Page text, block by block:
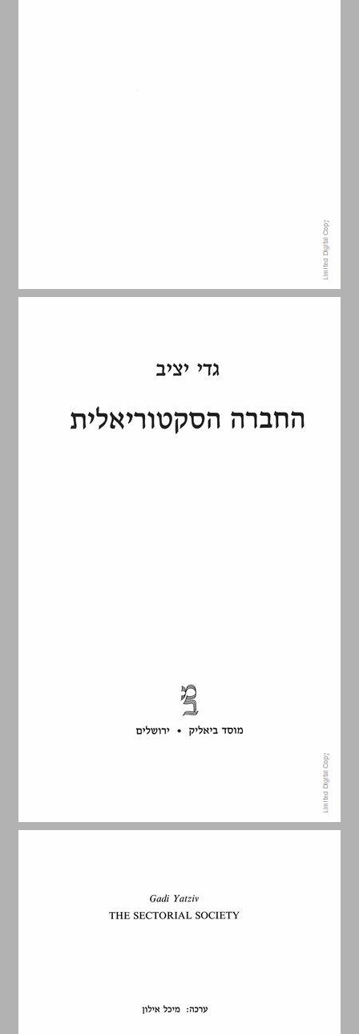
2. עתיד המסורת ... 5